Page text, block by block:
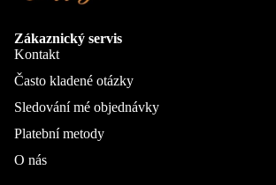
Zákaznický servis
Kontakt
Často kladené otázky
Sledování mé objednávky
Platební metody
O nás